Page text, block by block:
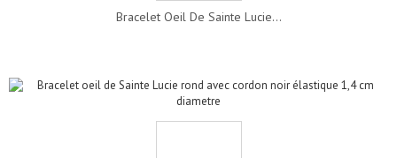
Bracelet Oeil De Sainte Lucie...